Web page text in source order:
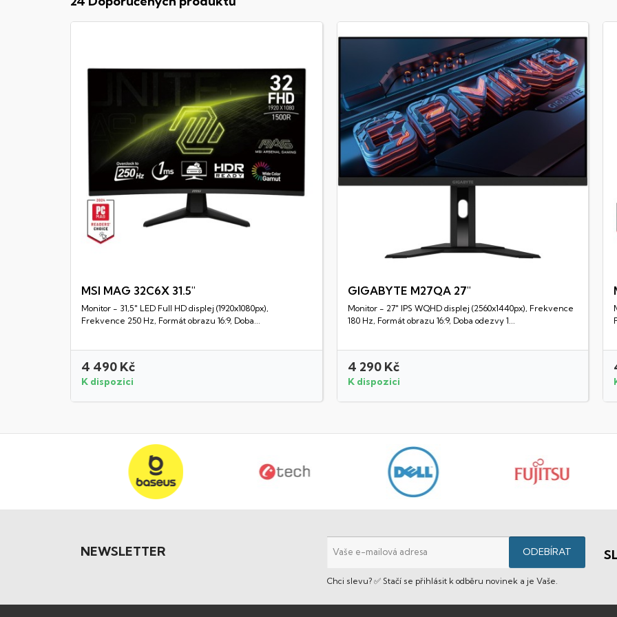
Rychlý náhled
MSI MAG 32C6X 31.5"
Monitor - 31,5" LED Full HD displej (1920x1080px),
Frekvence 250 Hz, Formát obrazu 16:9, Doba...
4 490 Kč
K dispozici
Rychlý náhled
GIGABYTE M27QA 27"
Monitor - 27" IPS WQHD displej (2560x1440px), Frekvence
180 Hz, Formát obrazu 16:9, Doba odezvy 1...
4 290 Kč
K dispozici
NEWSLETTER
Chci slevu? ✅ Stačí se přihlásit k odběru novinek a je Vaše.